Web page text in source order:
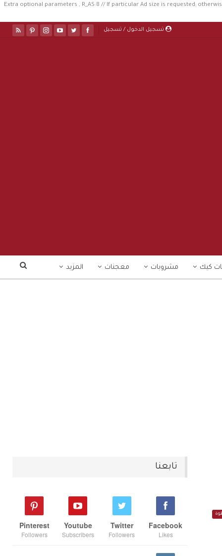
//Extra optional parameters , R_AS:8 // If particular Ad size is requested;
تسجيل الدخول / تسجيل
كيك مشروبات معجنات المزيد
تابعنا
Facebook
Likes
Twitter
Followers
Youtube
Subscribers
Pinterest
Followers